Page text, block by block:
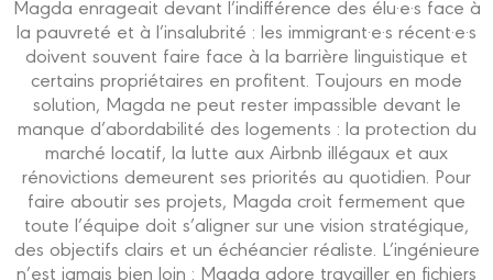
Magda enrageait devant l’indifférence des élu·e·s face à
la pauvreté et à l’insalubrité : les immigrant·e·s récent·e·s
doivent souvent faire face à la barrière linguistique et
certains propriétaires en profitent. Toujours en mode
solution, Magda ne peut rester impassible devant le
manque d’abordabilité des logements : la protection du
marché locatif, la lutte aux Airbnb illégaux et aux
rénovictions demeurent ses priorités au quotidien. Pour
faire aboutir ses projets, Magda croit fermement que
toute l’équipe doit s’aligner sur une vision stratégique,
des objectifs clairs et un échéancier réaliste. L’ingénieure
n’est jamais bien loin : Magda adore travailler en fichiers